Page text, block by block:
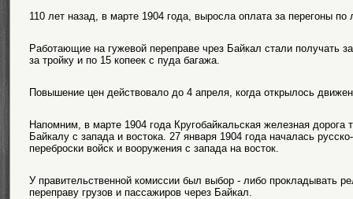
110 лет назад, в марте 1904 года, выросла оплата за перегоны по
Работающие на гужевой переправе чрез Байкал стали получать
за тройку и по 15 копеек с пуда багажа.
Повышение цен действовало до 4 апреля, когда открылось
Напомним, в марте 1904 года Кругобайкальская железная
Байкалу с запада и востока. 27 января 1904 года началась
переброски войск и вооружения с запада на восток.
У правительственной комиссии был выбор - либо прокладывать
переправу грузов и пассажиров через Байкал.